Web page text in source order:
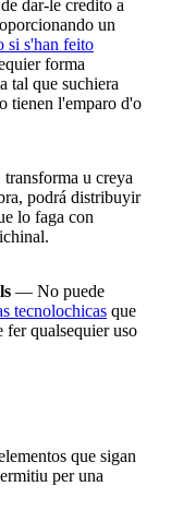
dar-le credito a
un
si s'han feito
forma
tal que suchiera
tienen l'emparo d'o
u creya
podrá distribuyir
lo faga con
— No puede
tecnolochicas que
fer qualsequier uso
que sigan
per una